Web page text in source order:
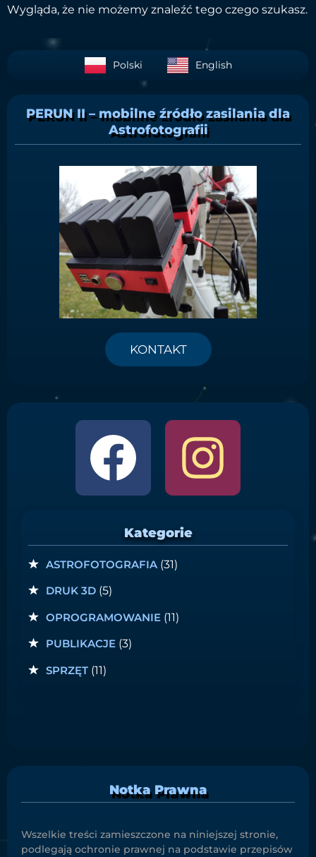
Wygląda, że nie możemy znaleźć tego czego szukasz.
Polski English
PERUN II – mobilne źródło zasilania dla
Astrofotografii
KONTAKT
Kategorie
ASTROFOTOGRAFIA (31)
DRUK 3D (5)
OPROGRAMOWANIE (11)
PUBLIKACJE (3)
SPRZĘT (11)
Notka Prawna
Wszelkie treści zamieszczone na niniejszej stronie,
podlegają ochronie prawnej na podstawie przepisów